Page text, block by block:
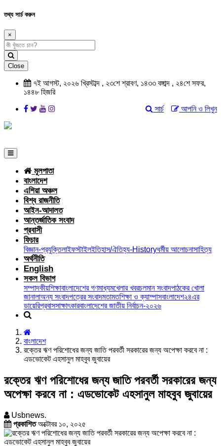
তথ্য সার্চ করুন
×
Close
৭ই আগস্ট, ২০২৬ খ্রিস্টাব্দ , ২৩শে শ্রাবণ, ১৪৩৩ বঙ্গাব্দ , ২৪শে সফর,
১৪৪৮ হিজরি
আপনি ও লিখুন
সার্চ
মূলপাতা
বাংলাদেশ
এশিয়া অঞ্চল
বিশ্ব রাজনীতি
আইন-আদালত
আন্তর্জাতিক সংবাদ
প্রবাসী
ফিচার
বিজ্ঞান-প্রযুক্তিলাইফস্টাইলইতিহাস/ঐতিহ্য-Historyধর্মীয় আলোচনাসাহিত্য
অর্থনীতি
English
সকল বিভাগ
সম্পাদকীয়শিক্ষাবাংলাদেশের গণমাধ্যমখেলার খবরচলমান সংবাদপাঠকের খোলা
জানালাঅন্য সংবাদপত্রের সংবাদমতামতশিক্ষা ও ক্যাম্পাসবাংলাদেশ২৪এর
ডায়েরিপ্রবাসসাক্ষাৎকারবাংলাদেশের জাতীয় নির্বাচন-২০২৬
বাংলাদেশ
রক্তের ঋণ পরিশোধের জন্য জাতি পরবর্তী সরকারের জন্য অপেক্ষা করবে না :
এডভোকেট এহসানুল মাহবুব জুবায়ের
রক্তের ঋণ পরিশোধের জন্য জাতি পরবর্তী সরকারের জন্য
অপেক্ষা করবে না : এডভোকেট এহসানুল মাহবুব জুবায়ের
Usbnews.
প্রকাশিতঅক্টোবর ১০, ২০২৫